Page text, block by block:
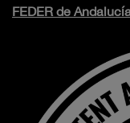
FEDER de